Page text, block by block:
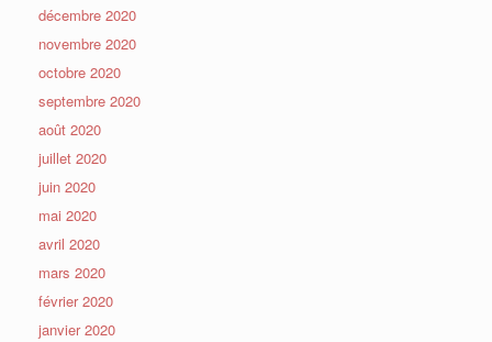
décembre 2020
novembre 2020
octobre 2020
septembre 2020
août 2020
juillet 2020
juin 2020
mai 2020
avril 2020
mars 2020
février 2020
janvier 2020